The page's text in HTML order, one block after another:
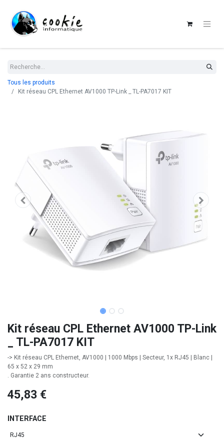
Tous les produits
Kit réseau CPL Ethernet AV1000 TP-Link _ TL-PA7017 KIT
Kit réseau CPL Ethernet AV1000 TP-Link
_ TL-PA7017 KIT
-> Kit réseau CPL Ethernet, AV1000 | 1000 Mbps | Secteur, 1x RJ45 | Blanc |
65 x 52 x 29 mm
. Garantie 2 ans constructeur.
45,83 €
INTERFACE